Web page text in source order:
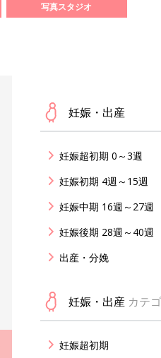
写真スタジオ
妊娠・出産
妊娠超初期 0～3週
妊娠初期 4週～15週
妊娠中期 16週～27週
妊娠後期 28週～40週
出産・分娩
妊娠・出産 カテ
妊娠超初期